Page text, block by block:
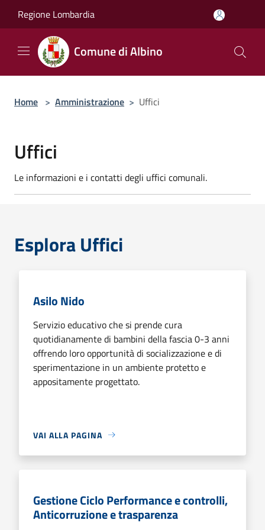
Regione Lombardia
Comune di Albino
Home > Amministrazione > Uffici
Uffici
Le informazioni e i contatti degli uffici comunali.
Esplora Uffici
Asilo Nido
Servizio educativo che si prende cura
quotidianamente di bambini della fascia 0-3 anni
offrendo loro opportunità di socializzazione e di
sperimentazione in un ambiente protetto e
appositamente progettato.
VAI ALLA PAGINA
Gestione Ciclo Performance e controlli,
Anticorruzione e trasparenza